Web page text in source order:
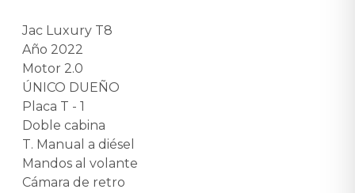
Jac Luxury T8
Año 2022
Motor 2.0
ÚNICO DUEÑO
Placa T - 1
Doble cabina
T. Manual a diésel
Mandos al volante
Cámara de retro